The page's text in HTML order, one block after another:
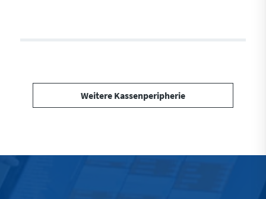
Weitere Kassenperipherie